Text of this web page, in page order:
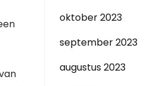
oktober 2023
september 2023
augustus 2023